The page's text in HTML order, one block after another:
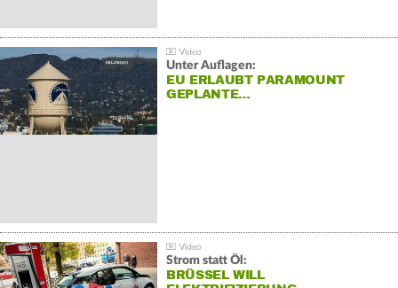
Unter Auflagen:
EU ERLAUBT PARAMOUNT
GEPLANTE…
Strom statt Öl:
BRÜSSEL WILL